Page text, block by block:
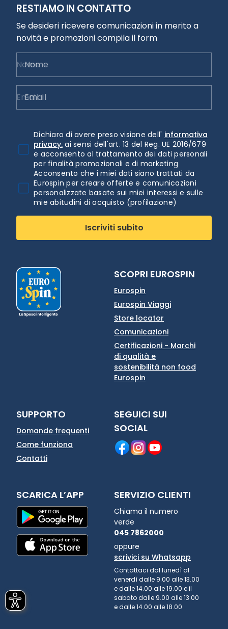
RESTIAMO IN CONTATTO
Se desideri ricevere comunicazioni in merito a
novità e promozioni compila il form
Nome
Email
Dichiaro di avere preso visione dell' informativa
privacy. ai sensi dell'art. 13 del Reg. UE 2016/679
e acconsento al trattamento dei dati personali
per finalità promozionali e di marketing
Acconsento che i miei dati siano trattati da
Eurospin per creare offerte e comunicazioni
personalizzate basate sui miei interessi e sulle
mie abitudini di acquisto (profilazione)
Iscriviti subito
SCOPRI EUROSPIN
Eurospin
Eurospin Viaggi
Store locator
Comunicazioni
Certificazioni - Marchi
di qualità e
sostenibilità non food
Eurospin
SUPPORTO
Domande frequenti
Come funziona
Contatti
SEGUICI SUI
SOCIAL
SCARICA L’APP SERVIZIO CLIENTI
Chiama il numero
verde
045 7862000
oppure
scrivici su Whatsapp
Contattaci dal lunedì al
venerdì dalle 9.00 alle 13.00
e dalle 14.00 alle 19.00 e il
sabato dalle 9.00 alle 13.00
e dalle 14.00 alle 18.00